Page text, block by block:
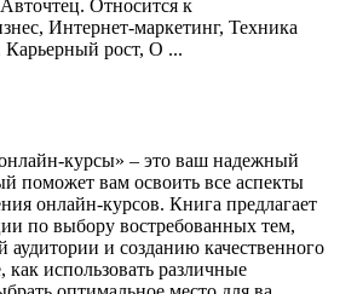
Относится к
Интернет-маркетинг, Техника
Карьерный рост, О ...
курсы» – это ваш надежный
поможет вам освоить все аспекты
онлайн-курсов. Книга предлагает
по выбору востребованных тем,
аудитории и созданию качественного
как использовать различные